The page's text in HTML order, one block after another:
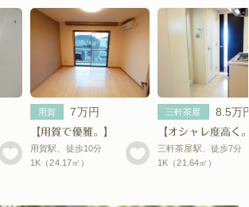
用賀 7万円
【用賀で優雅。】
用賀駅、徒歩10分
1K（24.17㎡）
三軒茶屋 8.5万
【オシャレ度高く
三軒茶屋駅、徒歩7分
1K（21.64㎡）